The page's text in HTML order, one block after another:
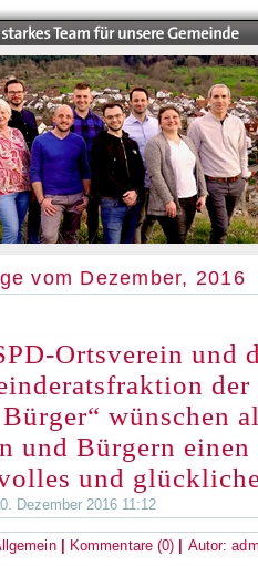
vom Dezember, 2016
Ortsverein und
wünschen
und Bürgern einen
und
Dezember 2016 11:12
Kommentare (0) Autor: